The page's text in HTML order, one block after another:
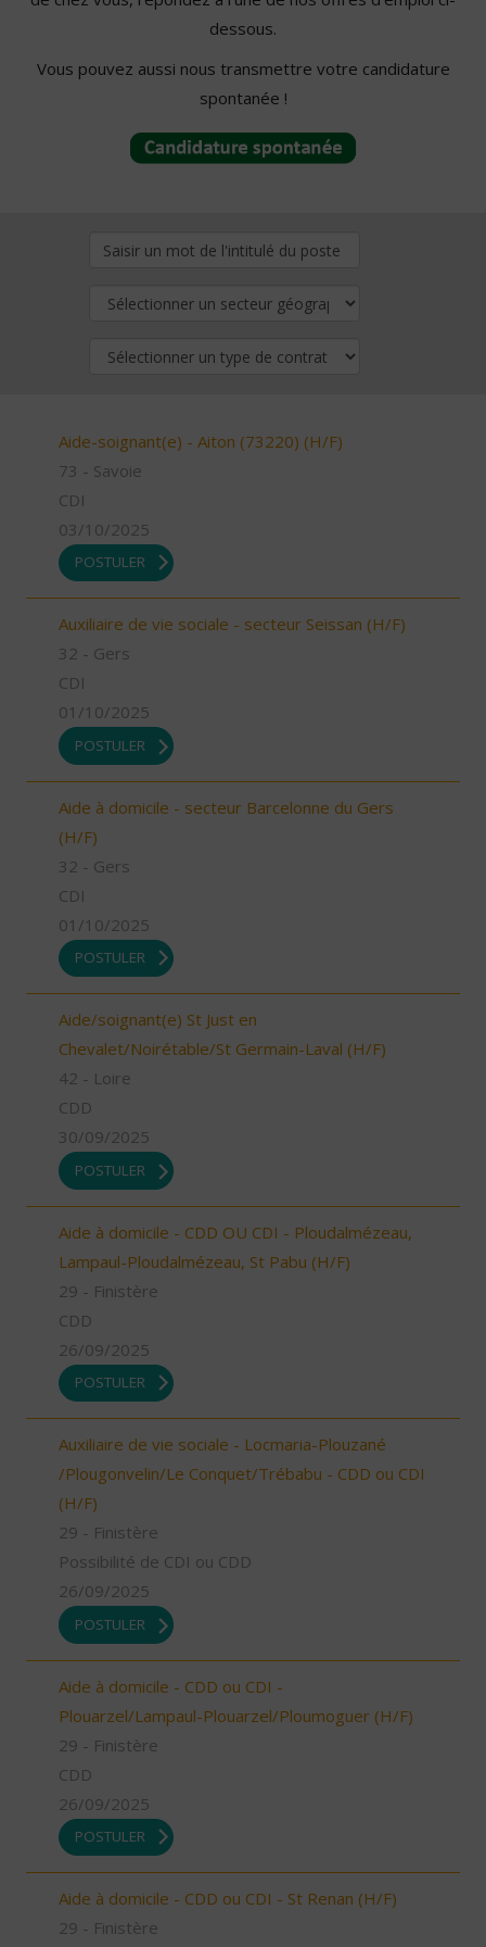
dessous.
Vous pouvez aussi nous transmettre votre candidature
spontanée !
Aide-soignant(e) - Aiton (73220) (H/F)
73 - Savoie
CDI
03/10/2025
POSTULER
Auxiliaire de vie sociale - secteur Seissan (H/F)
32 - Gers
CDI
01/10/2025
POSTULER
Aide à domicile - secteur Barcelonne du Gers
(H/F)
32 - Gers
CDI
01/10/2025
POSTULER
Aide/soignant(e) St Just en
Chevalet/Noirétable/St Germain-Laval (H/F)
42 - Loire
CDD
30/09/2025
POSTULER
Aide à domicile - CDD OU CDI - Ploudalmézeau,
Lampaul-Ploudalmézeau, St Pabu (H/F)
29 - Finistère
CDD
26/09/2025
POSTULER
Auxiliaire de vie sociale - Locmaria-Plouzané
/Plougonvelin/Le Conquet/Trébabu - CDD ou CDI
(H/F)
29 - Finistère
Possibilité de CDI ou CDD
26/09/2025
POSTULER
Aide à domicile - CDD ou CDI -
Plouarzel/Lampaul-Plouarzel/Ploumoguer (H/F)
29 - Finistère
CDD
26/09/2025
POSTULER
Aide à domicile - CDD ou CDI - St Renan (H/F)
29 - Finistère